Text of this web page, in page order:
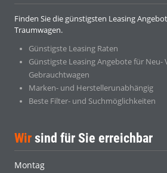
Finden Sie die günstigsten Leasing
Traumwagen.
Günstigste Leasing Raten
Günstigste Leasing Angebote für Neu-
Gebrauchtwagen
Marken- und Herstellerunabhängig
Beste Filter- und Suchmöglichkeiten
Wir sind für Sie erreichbar
Montag